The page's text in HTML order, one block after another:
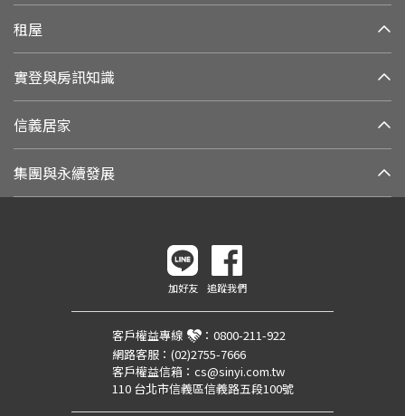
租屋
實登與房訊知識
信義居家
集團與永續發展
加好友 追蹤我們
客戶權益專線 ： 0800-211-922
網路客服： (02)2755-7666
客戶權益信箱： cs@sinyi.com.tw
110 台北市信義區信義路五段100號